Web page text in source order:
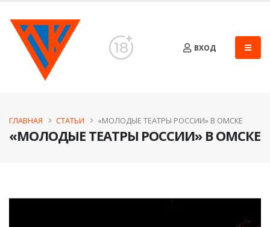
ВХОД
​«МОЛОДЫЕ ТЕАТРЫ РОССИИ» В ОМСКЕ
ГЛАВНАЯ СТАТЬИ ​«МОЛОДЫЕ ТЕАТРЫ РОССИИ» В ОМСКЕ